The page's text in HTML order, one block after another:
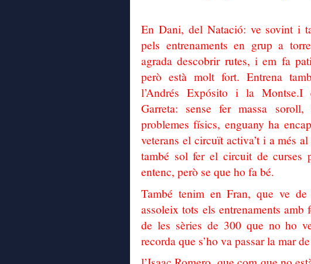
En Dani, del Natació: ve sovint i
pels entrenaments en grup a
agrada descobrir rutes, i em fa
però està molt fort. Entrena
l’Andrés Expósito i la Montse.I
Garreta: sense fer massa
problemes físics, enguany ha
veterans el circuït activa’t i a més
també sol fer el circuit de curses
entenc, però se que ho fa bé.
També tenim en Fran, que ve de
assoleix tots els entrenaments amb
de les sèries de 300 que no ho
recorda que s’ho va passar la mar